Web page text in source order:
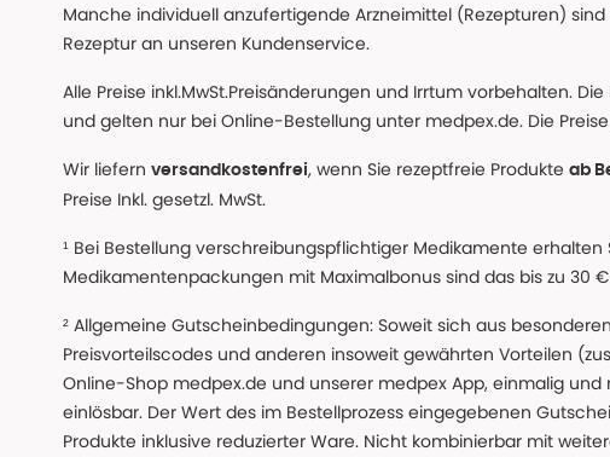
Manche individuell anzufertigende Arzneimittel (Rezepturen)
Rezeptur an unseren Kundenservice.
Alle Preise inkl.MwSt.Preisänderungen und Irrtum vorbehalten.
und gelten nur bei Online-Bestellung unter medpex.de. Die
Wir liefern versandkostenfrei, wenn Sie rezeptfreie Produkte ab
Preise Inkl. gesetzl. MwSt.
¹ Bei Bestellung verschreibungspflichtiger Medikamente
Medikamentenpackungen mit Maximalbonus sind das bis zu 30
² Allgemeine Gutscheinbedingungen: Soweit sich aus
Preisvorteilscodes und anderen insoweit gewährten Vorteilen
Online-Shop medpex.de und unserer medpex App, einmalig
einlösbar. Der Wert des im Bestellprozess eingegebenen
Produkte inklusive reduzierter Ware. Nicht kombinierbar mit